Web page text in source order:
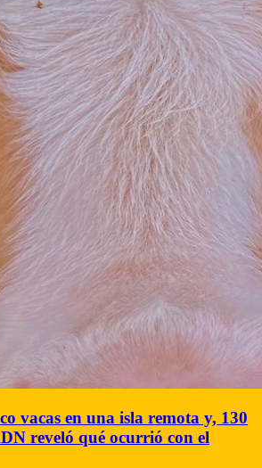
vacas en una isla remota y, 130
reveló qué ocurrió con el